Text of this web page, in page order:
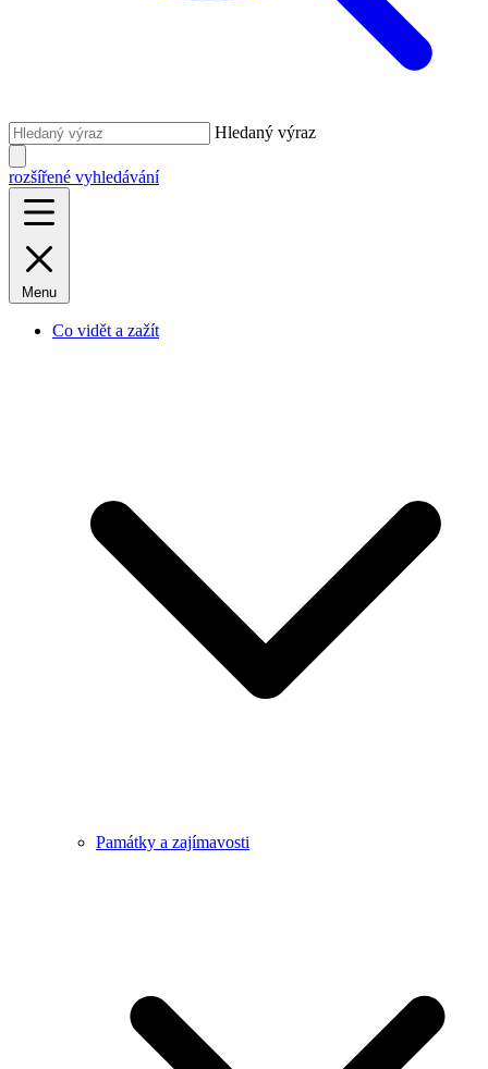
Hledaný výraz
rozšířené vyhledávání
Menu
Co vidět a zažít
Památky a zajímavosti